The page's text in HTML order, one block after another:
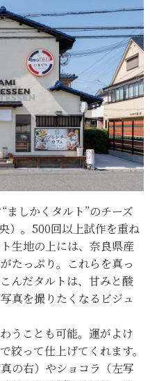
ましかくタルト”のチーズ
）。500回以上試作を重ね
生地の上には、奈良県産
たっぷり。これらを真っ
んだタルトは、甘みと酸
真を撮りたくなるビジュ
うことも可能。運がよけ
絞って仕上げてくれます。
の右）やショコラ（左写